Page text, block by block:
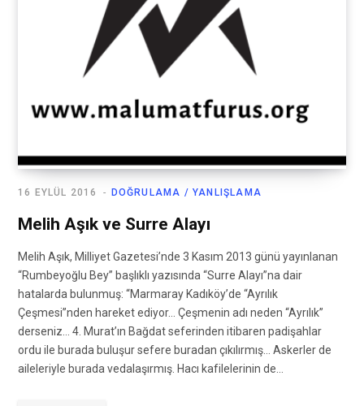
DOĞRULAMA / YANLIŞLAMA
16 EYLÜL 2016
Melih Aşık ve Surre Alayı
Melih Aşık, Milliyet Gazetesi’nde 3 Kasım 2013 günü yayınlanan
“Rumbeyoğlu Bey” başlıklı yazısında “Surre Alayı”na dair
hatalarda bulunmuş: “Marmaray Kadıköy’de “Ayrılık
Çeşmesi”nden hareket ediyor… Çeşmenin adı neden “Ayrılık”
derseniz… 4. Murat’ın Bağdat seferinden itibaren padişahlar
ordu ile burada buluşur sefere buradan çıkılırmış… Askerler de
aileleriyle burada vedalaşırmış. Hacı kafilelerinin de…